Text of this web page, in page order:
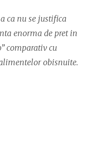
ca nu se justifica
enorma de pret in
comparativ cu
obisnuite.